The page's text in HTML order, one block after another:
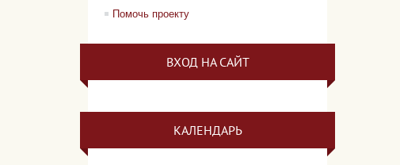
Помочь проекту
ВХОД НА САЙТ
КАЛЕНДАРЬ